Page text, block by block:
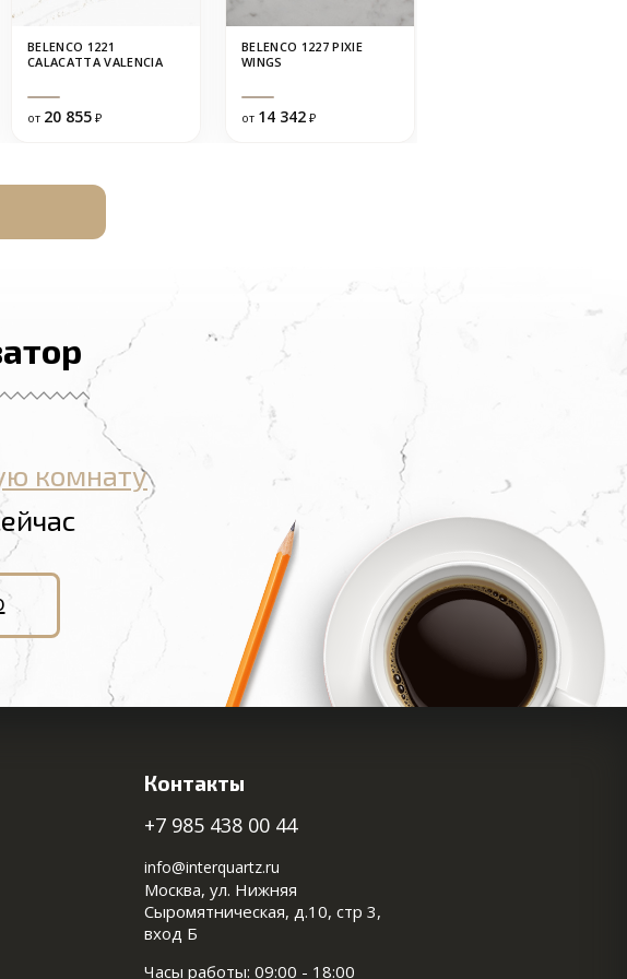
BELENCO 1221
CALACATTA VALENCIA
от 20 855 ₽
BELENCO 1227 PIXIE
WINGS
от 14 342 ₽
комнату
Контакты
+7 985 438 00 44
info@interquartz.ru
Москва, ул. Нижняя
Сыромятническая, д.10, стр 3,
вход Б
Часы работы: 09:00 - 18:00